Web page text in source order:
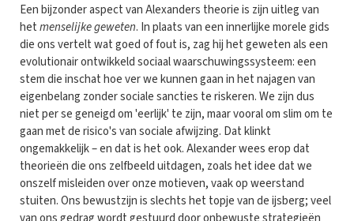
Een bijzonder aspect van Alexanders theorie is zijn uitleg van
hetmenselijke geweten. In plaats van een innerlijke morele gids
die ons vertelt wat goed of fout is, zag hij het geweten als een
evolutionair ontwikkeld sociaal waarschuwingssysteem: een
stem die inschat hoe ver we kunnen gaan in het najagen van
eigenbelang zonder sociale sancties te riskeren. We zijn dus
niet per se geneigd om 'eerlijk' te zijn, maar vooral om slim om te
gaan met de risico's van sociale afwijzing. Dat klinkt
ongemakkelijk – en dat is het ook. Alexander wees erop dat
theorieën die ons zelfbeeld uitdagen, zoals het idee dat we
onszelf misleiden over onze motieven, vaak op weerstand
stuiten. Ons bewustzijn is slechts het topje van de ijsberg; veel